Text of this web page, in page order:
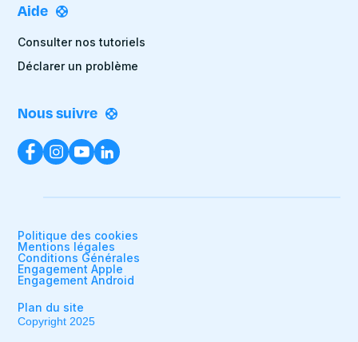
Aide
Consulter nos tutoriels
Déclarer un problème
Nous suivre
Politique des cookies
Mentions légales
Conditions Générales
Engagement Apple
Engagement Android
Plan du site
Copyright 2025